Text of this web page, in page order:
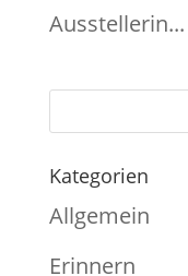
Ausstellerin...
Kategorien
Allgemein
Erinnern